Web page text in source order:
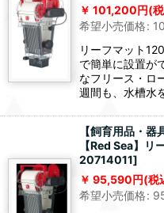
101,200円(
希望小売価格:
リーフマット
で簡単に設置が
なフリース・ロ
週間も、水槽水
【飼育用品・器
【Red Sea】
20714011]
95,590円(税
希望小売価格: